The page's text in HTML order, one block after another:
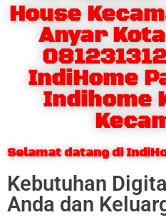
House
Anyar
IndiHome
Indihome
Selamat datang di
Kebutuhan
Anda dan